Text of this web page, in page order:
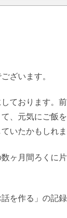
ざいます。
ております。
、元気にご飯を
いたかもしれ
ヶ月間ろくに
を作る」の記